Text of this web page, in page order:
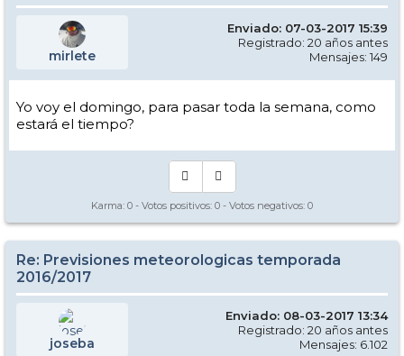
mirlete
Enviado: 07-03-2017 15:39
Registrado: 20 años antes
Mensajes: 149
Yo voy el domingo, para pasar toda la semana, como
estará el tiempo?
Karma: 0 - Votos positivos: 0 - Votos negativos: 0
Re: Previsiones meteorologicas temporada
2016/2017
joseba
Enviado: 08-03-2017 13:34
Registrado: 20 años antes
Mensajes: 6.102